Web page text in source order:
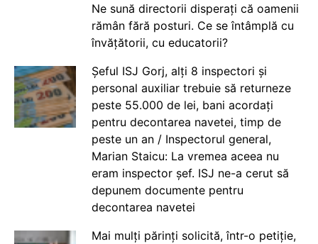
Ne sună directorii disperați că oamenii
rămân fără posturi. Ce se întâmplă cu
învățătorii, cu educatorii?
Șeful ISJ Gorj, alți 8 inspectori și
personal auxiliar trebuie să returneze
peste 55.000 de lei, bani acordați
pentru decontarea navetei, timp de
peste un an / Inspectorul general,
Marian Staicu: La vremea aceea nu
eram inspector șef. ISJ ne-a cerut să
depunem documente pentru
decontarea navetei
Mai mulți părinți solicită, într-o petiție,